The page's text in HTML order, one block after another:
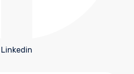
Linkedin